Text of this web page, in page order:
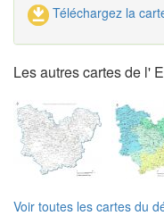
Téléchargez la
Les autres cartes de l'
Voir toutes les cartes du